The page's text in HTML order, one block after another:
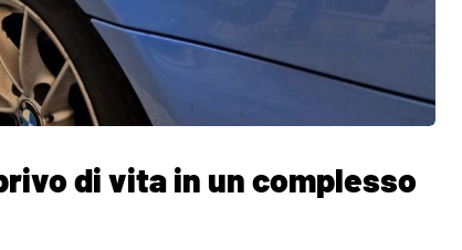
di vita in un complesso